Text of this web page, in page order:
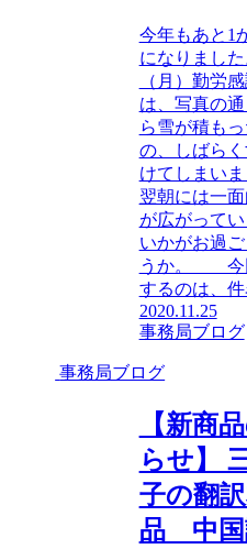
今年もあと1
になりまし
（月）勤労
は、写真の
ら雪が積も
の、しばら
けてしまいま
翌朝には一
が広がってい
いかがお過ご
うか。 今
するのは、
2020.11.25
事務局ブログ
事務局ブログ
【新商
らせ】
子の翻
品 中国